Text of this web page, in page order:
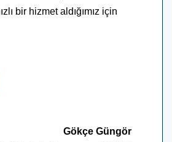
bir hizmet aldığımız için
Gökçe Güngör